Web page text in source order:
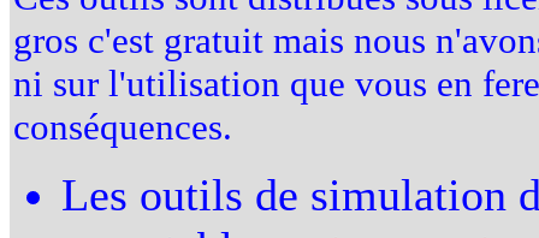
gros c'est gratuit mais nous
ni sur l'utilisation que vous en
conséquences.
Les outils de simulation